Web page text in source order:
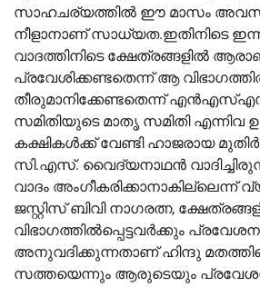
സാഹചര്യത്തില്‍ ഈ മാസം
നീളാനാണ് സാധ്യത.ഇതിനിടെ
വാദത്തിനിടെ ക്ഷേത്രങ്ങളില്‍
പ്രവേശിക്കണ്ടതെന്ന് ആ
തീരുമാനിക്കേണ്ടതെന്ന്
സമിതിയുടെ മാതൃ സമിതി എന്നിവ
കക്ഷികള്‍ക്ക് വേണ്ടി ഹാജരായ
സി.എസ്. വൈദ്യനാഥൻ
വാദം അംഗീകരിക്കാനാകില്ലെന്ന്
ജസ്റ്റിസ് ബിവി നാഗരത്ന,
വിഭാഗത്തില്‍പ്പെട്ടവർക്കും
അനുവദിക്കുന്നതാണ് ഹിന്ദു
സത്തയെന്നും ആരുടെയും